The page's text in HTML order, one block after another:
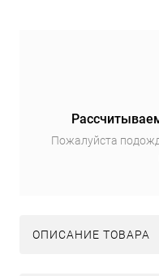
Пожалуйста
ОПИСАНИЕ ТОВАРА